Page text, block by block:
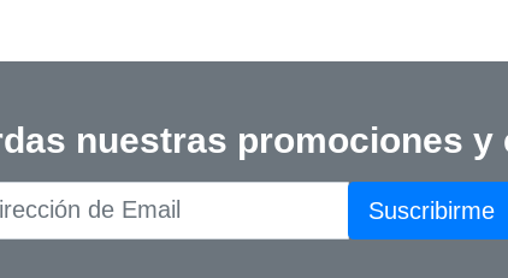
nuestras promociones y
Suscribirme